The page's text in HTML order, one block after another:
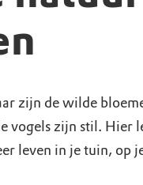
Word vrijwilliger
Werken bij
Natuurgebieden
Bezoekerscentra
Speeltips
Vergaderen in de
Onze partners &
Actuele thema's
Wat wij doen
zijn de wilde
vogels zijn stil. Hier
leven in je tuin, op